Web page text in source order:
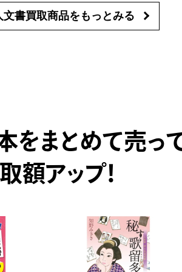
文書買取商品をもっとみる
をまとめて売っ
額アップ！